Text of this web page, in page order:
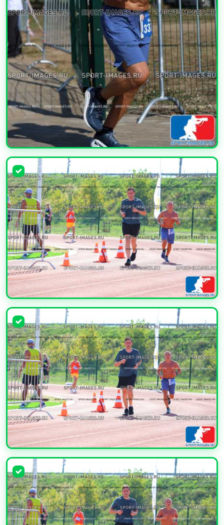
УВЕЛИЧИТЬ
УВЕЛИЧИТЬ
УВЕЛИЧИТЬ